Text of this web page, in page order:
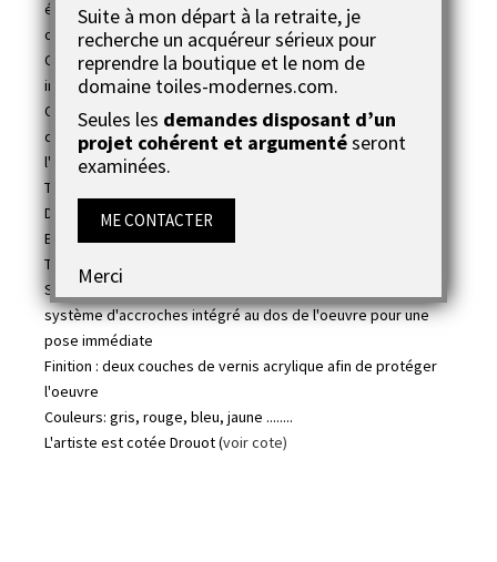
égaiera votre intérieur très facilement et de manière
originale.
Ce tableau est prêt à étendre avec le système de pose
installé au dos de la toile.
Cette oeuvre nous entraîne dans un monde nouveau sous
des formes infiniement panachées à la confrontation de
l'imprévu.
Titre de l'oeuvre :
Dimensions : deux tableaus de 40x15cm chacun
Epaisseur : 1,5cm
Technique : acrylique
Support : toile coton montée sur châssis en bois avec
système d'accroches intégré au dos de l'oeuvre pour une
pose immédiate
Finition : deux couches de vernis acrylique afin de protéger
l'oeuvre
Couleurs: gris, rouge, bleu, jaune ........
L'artiste est cotée Drouot (voir cote)
Suite à mon départ à la retraite, je
recherche un acquéreur sérieux pour
reprendre la boutique et le nom de
domaine toiles-modernes.com.
Seules les demandes disposant d’un
projet cohérent et argumentéseront
examinées.
ME CONTACTER
Merci